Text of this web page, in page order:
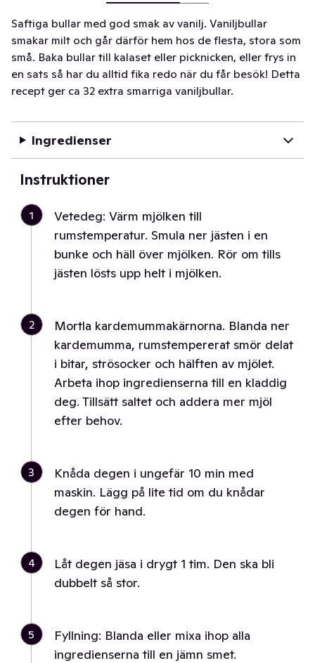
Saftiga bullar med god smak av vanilj. Vaniljbullar
smakar milt och går därför hem hos de flesta, stora som
små. Baka bullar till kalaset eller picknicken, eller frys in
en sats så har du alltid fika redo när du får besök! Detta
recept ger ca 32 extra smarriga vaniljbullar.
Ingredienser
Instruktioner
1
Vetedeg: Värm mjölken till
rumstemperatur. Smula ner jästen i en
bunke och häll över mjölken. Rör om tills
jästen lösts upp helt i mjölken.
2
Mortla kardemummakärnorna. Blanda ner
kardemumma, rumstempererat smör delat
i bitar, strösocker och hälften av mjölet.
Arbeta ihop ingredienserna till en kladdig
deg. Tillsätt saltet och addera mer mjöl
efter behov.
3
Knåda degen i ungefär 10 min med
maskin. Lägg på lite tid om du knådar
degen för hand.
4
Låt degen jäsa i drygt 1 tim. Den ska bli
dubbelt så stor.
5
Fyllning: Blanda eller mixa ihop alla
ingredienserna till en jämn smet.